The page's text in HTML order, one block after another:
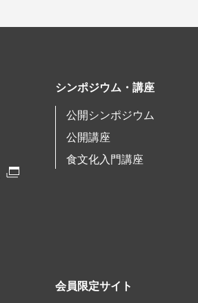
シンポジウム・講座
公開シンポジウム
公開講座
食文化入門講座
会員限定サイト